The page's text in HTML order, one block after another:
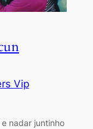
Vip
nadar juntinho